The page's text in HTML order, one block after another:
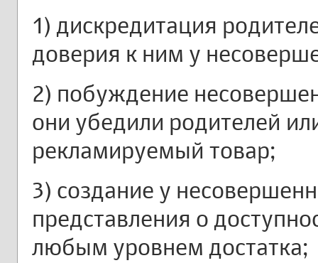
1) дискредитация
доверия к ним у
2) побуждение
они убедили родителей
рекламируемый товар;
3) создание у
представления о
любым уровнем достатка;